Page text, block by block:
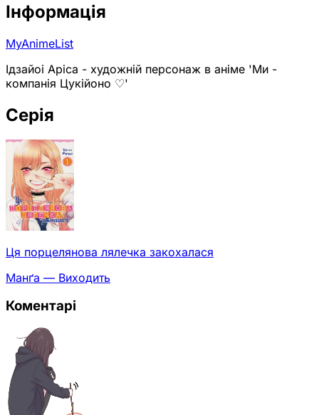
Інформація
MyAnimeList
Ідзайоі Аріса - художній персонаж в аніме 'Ми -
компанія Цукійоно ♡'
Серія
Ця порцелянова лялечка закохалася
Манґа — Виходить
Коментарі